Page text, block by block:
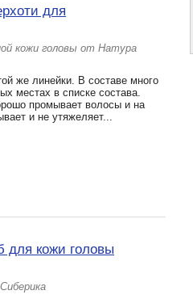
для
кожи головы от Натура
же линейки. В составе много
местах в списке состава.
промывает волосы и на
и не утяжеляет...
для кожи головы